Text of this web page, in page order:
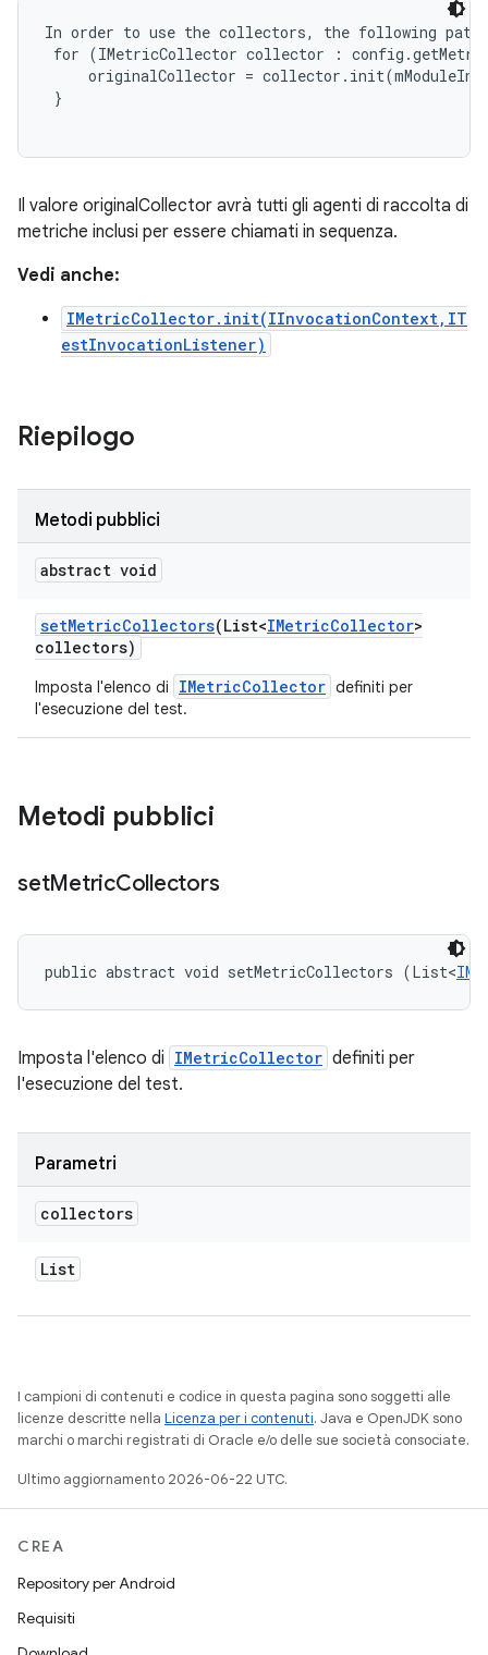
In order to use the collectors, the following
for (IMetricCollector collector :
originalCollector =
}
Il valore originalCollector avrà tutti gli agenti di raccolta di
metriche inclusi per essere chiamati in sequenza.
Vedi anche:
IMetricCollector.init(IInvocationContext,IT
estInvocationListener)
Riepilogo
Metodi pubblici
abstract void
setMetricCollectors(List<IMetricCollector>
collectors)
Imposta l'elenco di IMetricCollector definiti per
l'esecuzione del test.
Metodi pubblici
setMetricCollectors
public abstract void setMetricCollectors (List<
Imposta l'elenco di IMetricCollector definiti per
l'esecuzione del test.
Parametri
collectors
List
I campioni di contenuti e codice in questa pagina sono soggetti alle
licenze descritte nella Licenza per i contenuti. Java e OpenJDK sono
marchi o marchi registrati di Oracle e/o delle sue società consociate.
Ultimo aggiornamento 2026-06-22 UTC.
CREA
Repository per Android
Requisiti